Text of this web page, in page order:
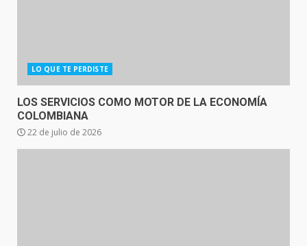
LO QUE TE PERDISTE
LOS SERVICIOS COMO MOTOR DE LA ECONOMÍA
COLOMBIANA
22 de julio de 2026